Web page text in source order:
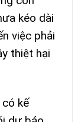
kéo dài
việc phải
thiệt hại
có kế